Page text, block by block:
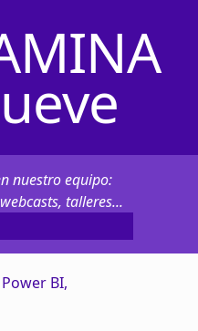
nuestro equipo:
talleres...
BI,